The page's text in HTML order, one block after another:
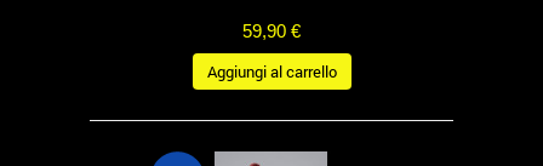
59,90 €
Aggiungi al carrello